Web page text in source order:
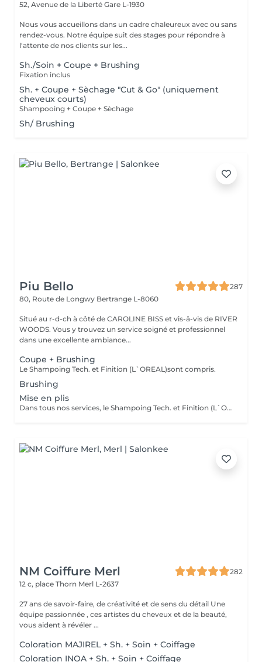
52, Avenue de la Liberté Gare L-1930
Nous vous accueillons dans un cadre chaleureux avec ou sans
rendez-vous. Notre équipe suit des stages pour répondre à
l'attente de nos clients sur les...
Sh./Soin + Coupe + Brushing
Fixation inclus
Sh. + Coupe + Sèchage "Cut & Go" (uniquement
cheveux courts)
Shampooing + Coupe + Sèchage
Sh/ Brushing
Piu Bello
287
80, Route de Longwy Bertrange L-8060
Situé au r-d-ch à côté de CAROLINE BISS et vis-â-vis de RIVER
WOODS. Vous y trouvez un service soigné et professionnel
dans une excellente ambiance...
Coupe + Brushing
Le Shampoing Tech. et Finition (L`OREAL)sont compris.
Brushing
Mise en plis
Dans tous nos services, le Shampoing Tech. et Finition (L`OREAL)sont compris.
NM Coiffure Merl
282
12 c, place Thorn Merl L-2637
27 ans de savoir-faire, de créativité et de sens du détail Une
équipe passionnée , ces artistes du cheveux et de la beauté,
vous aident à révéler ...
Coloration MAJIREL + Sh. + Soin + Coiffage
Coloration INOA + Sh. + Soin + Coiffage